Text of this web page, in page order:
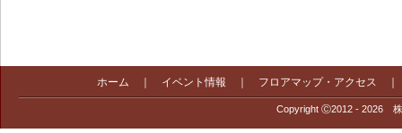
ホーム イベント情報 フロアマップ・アクセス
Copyright Ⓒ2012 - 2026 株